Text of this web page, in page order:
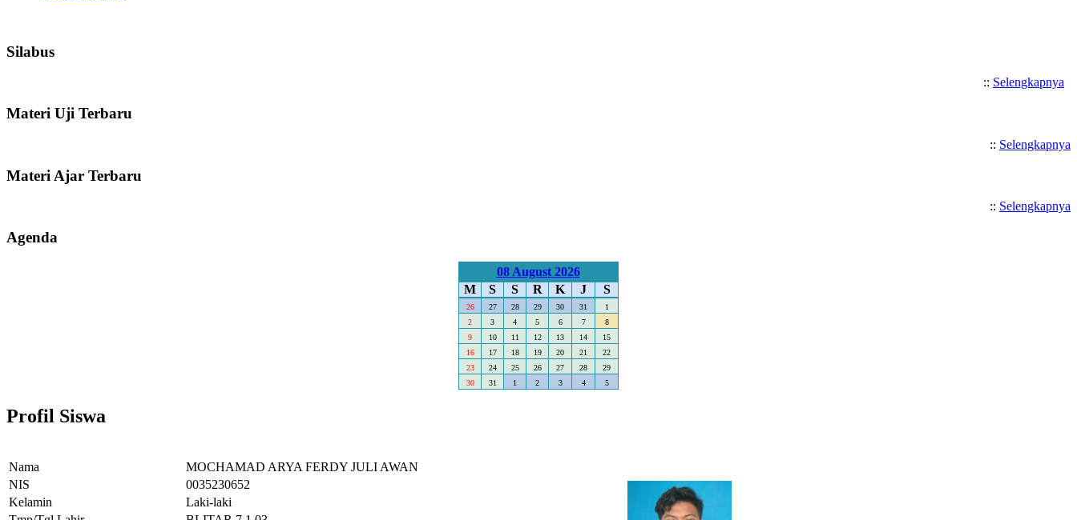
Silabus
:: Selengkapnya
Materi Uji Terbaru
:: Selengkapnya
Materi Ajar Terbaru
:: Selengkapnya
Agenda
08 August 2026
M
S S R K J S
26 27 28 29 30 31
1
2
3 4 5 6 7
8
9
10 11 12 13 14
15
16
17 18 19 20 21
22
23
24 25 26 27 28
29
30
31 1 2 3 4 5
Profil Siswa
Nama
MOCHAMAD ARYA FERDY JULI AWAN
NIS
0035230652
Kelamin
Laki-laki